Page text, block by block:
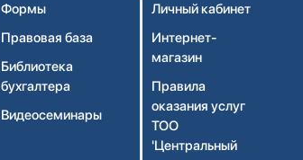
Формы
Правовая база
Библиотека
бухгалтера
Видеосеминары
Личный кабинет
Интернет-
магазин
Правила
оказания услуг
ТОО
'Центральный